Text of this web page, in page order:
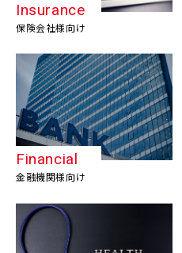
Insurance
保険会社様向け
Financial
金融機関様向け